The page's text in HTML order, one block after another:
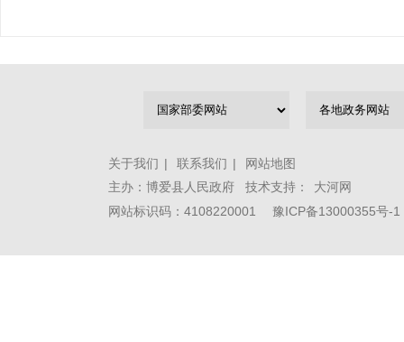
关于我们 | 联系我们 |
网站地图
主办：博爱县人民政府 技术支持：
大河网
网站标识码：4108220001
豫ICP备13000355号-1